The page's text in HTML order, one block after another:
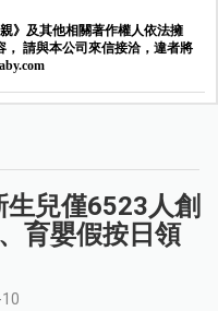
》及其他相關著作權人依法擁
請與本公司來信接洽，違者將
兒僅6523人創
育嬰假按日領